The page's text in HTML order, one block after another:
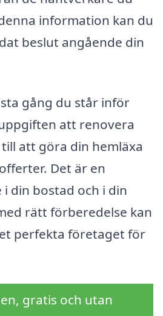
information kan du
beslut angående din
gång du står inför
att renovera
att göra din hemläxa
Det är en
din bostad och i din
rätt förberedelse kan
perfekta företaget för
gratis och utan